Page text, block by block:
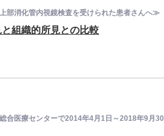
部消化管内視鏡検査を受けられた患者さんへ≫
組織的所見との比較
合医療センターで2014年4月1日～2018年9月30